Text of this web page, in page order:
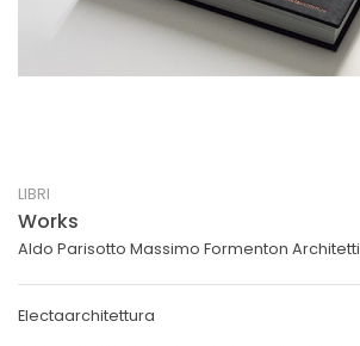
LIBRI
Works
Aldo Parisotto Massimo Formenton Architetti
Electaarchitettura